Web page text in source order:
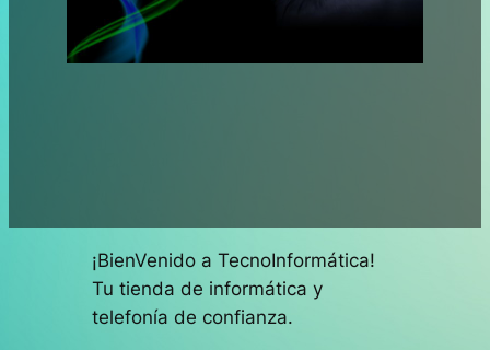
¡BienVenido a TecnoInformática!
Tu tienda de informática y
telefonía de confianza.